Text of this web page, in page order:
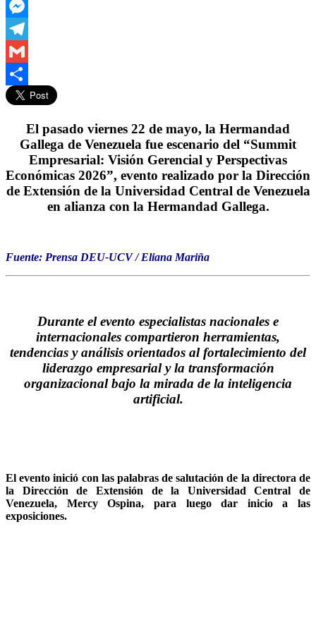
LinkedIn
Messenger
Telegram
Gmail
Compartir
El pasado viernes 22 de mayo, la Hermandad
Gallega de Venezuela fue escenario del “Summit
Empresarial: Visión Gerencial y Perspectivas
Económicas 2026”, evento realizado por la Dirección
de Extensión de la Universidad Central de Venezuela
en alianza con la Hermandad Gallega.
Fuente: Prensa DEU-UCV / Eliana Mariña
Durante el evento especialistas nacionales e
internacionales compartieron herramientas,
tendencias y análisis orientados al fortalecimiento del
liderazgo empresarial y la transformación
organizacional bajo la mirada de la inteligencia
artificial.
El evento inició con las palabras de salutación de la directora de
la Dirección de Extensión de la Universidad Central de
Venezuela, Mercy Ospina, para luego dar inicio a las
exposiciones.